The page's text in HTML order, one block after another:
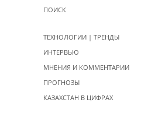
ПОИСК
ТЕХНОЛОГИИ | ТРЕНДЫ
ИНТЕРВЬЮ
МНЕНИЯ И КОММЕНТАРИИ
ПРОГНОЗЫ
КАЗАХСТАН В ЦИФРАХ